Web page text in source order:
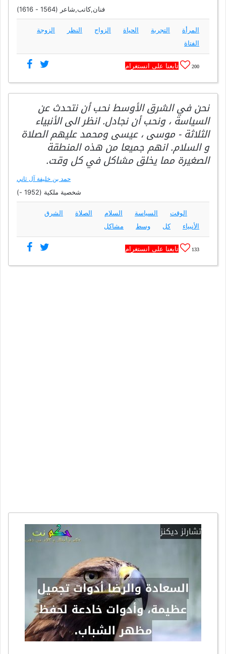
فنان,كاتب,شاعر (1564 - 1616)
المرأة التجربة الحياة الزواج النظر
الزوجة
الفتاة
200 تابعنا على انستغرام
نحن في الشرق الأوسط نحب أن نتحدث عن
السياسة ، ونحب أن نجادل. انظر الى الأنبياء
الثلاثة - موسى ، عيسى ومحمد عليهم الصلاة
و السلام. انهم جميعا من هذه المنطقة
الصغيرة مما يخلق مشاكل في كل وقت.
حمد بن خليفة آل ثاني
شخصية ملكية (1952 -)
الوقت السياسة السلام الصلاة
الشرق
الأنبياء
كل وسط مشاكل
133 تابعنا على انستغرام